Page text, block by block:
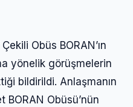
Obüs BORAN’ın
yönelik görüşmelerin
bildirildi. Anlaşmanın
BORAN Obüsü’nün